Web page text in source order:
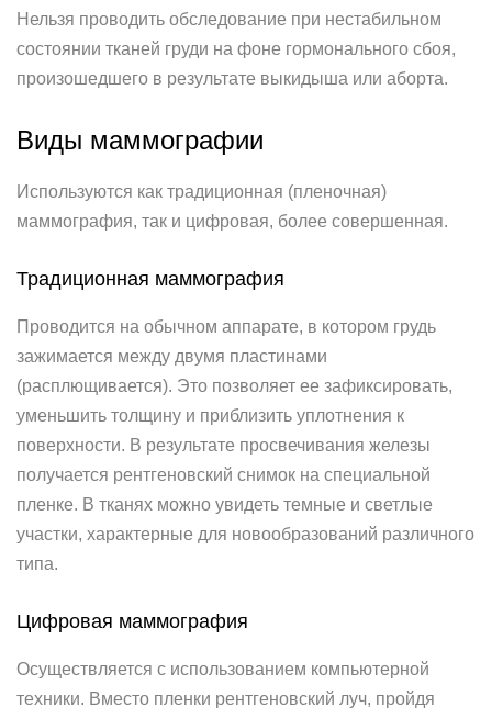
Нельзя проводить обследование при нестабильном
состоянии тканей груди на фоне гормонального сбоя,
произошедшего в результате выкидыша или аборта.
Виды маммографии
Используются как традиционная (пленочная)
маммография, так и цифровая, более совершенная.
Традиционная маммография
Проводится на обычном аппарате, в котором грудь
зажимается между двумя пластинами
(расплющивается). Это позволяет ее зафиксировать,
уменьшить толщину и приблизить уплотнения к
поверхности. В результате просвечивания железы
получается рентгеновский снимок на специальной
пленке. В тканях можно увидеть темные и светлые
участки, характерные для новообразований различного
типа.
Цифровая маммография
Осуществляется с использованием компьютерной
техники. Вместо пленки рентгеновский луч, пройдя